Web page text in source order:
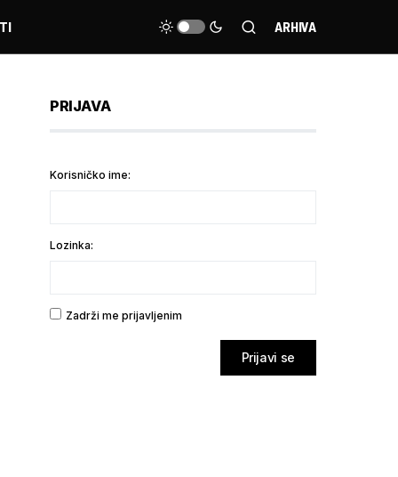
ARHIVA
PRIJAVA
Korisničko ime:
Lozinka:
Zadrži me prijavljenim
Prijavi se